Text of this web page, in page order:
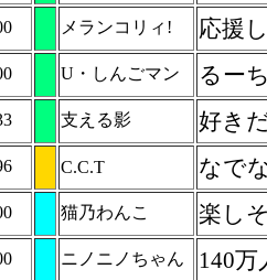
メランコリィ! 応援
U・しんごマン るー
支える影 好き
C.C.T なで
猫乃わんこ 楽し
ニノニノちゃん 140